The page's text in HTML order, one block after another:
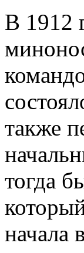
В 1912
также
тогда
начала